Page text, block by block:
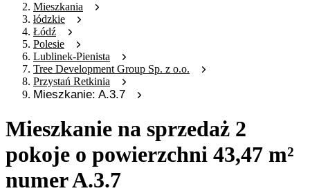
Mieszkania
łódzkie
Łódź
Polesie
Lublinek-Pienista
Tree Development Group Sp. z o.o.
Przystań Retkinia
Mieszkanie: A.3.7
Mieszkanie na sprzedaż 2
pokoje o powierzchni 43,47 m²
numer A.3.7